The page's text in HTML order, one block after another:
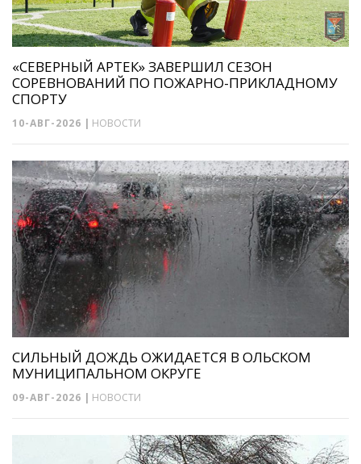
«СЕВЕРНЫЙ АРТЕК» ЗАВЕРШИЛ СЕЗОН
СОРЕВНОВАНИЙ ПО ПОЖАРНО-ПРИКЛАДНОМУ
СПОРТУ
10-АВГ-2026 | НОВОСТИ
СИЛЬНЫЙ ДОЖДЬ ОЖИДАЕТСЯ В ОЛЬСКОМ
МУНИЦИПАЛЬНОМ ОКРУГЕ
09-АВГ-2026 | НОВОСТИ